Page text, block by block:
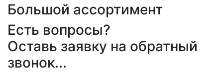
Большой ассортимент
Есть вопросы?
Оставь заявку на обратный
звонок...